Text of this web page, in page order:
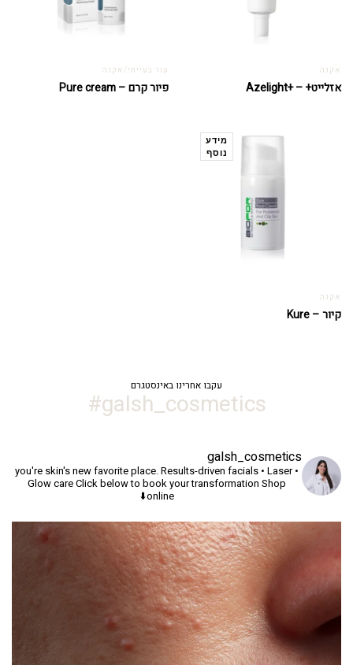
אקנה
אזלייט+ – +Azelight
עור בעייתי/אקנה
פיור קרם – Pure cream
מידע
נוסף
אקנה
קיור – Kure
עקבו אחרינו באינסטגרם
galsh_cosmetics#
galsh_cosmetics
you're skin's new favorite place.Results-driven facials • Laser •
Glow careClick below to book your transformation Shop
online⬇️